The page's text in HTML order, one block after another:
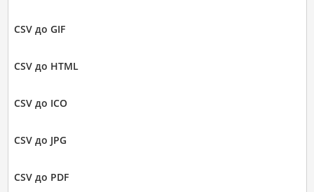
CSV до GIF
CSV до HTML
CSV до ICO
CSV до JPG
CSV до PDF